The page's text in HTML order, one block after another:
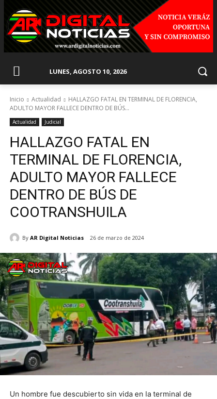
LUNES, AGOSTO 10, 2026
Inicio Actualidad
HALLAZGO FATAL EN TERMINAL DE FLORENCIA,
ADULTO MAYOR FALLECE DENTRO DE BÚS...
Actualidad Judicial
HALLAZGO FATAL EN
TERMINAL DE FLORENCIA,
ADULTO MAYOR FALLECE
DENTRO DE BÚS DE
COOTRANSHUILA
By AR Digital Noticias 26 de marzo de 2024
Un hombre fue descubierto sin vida en la terminal de